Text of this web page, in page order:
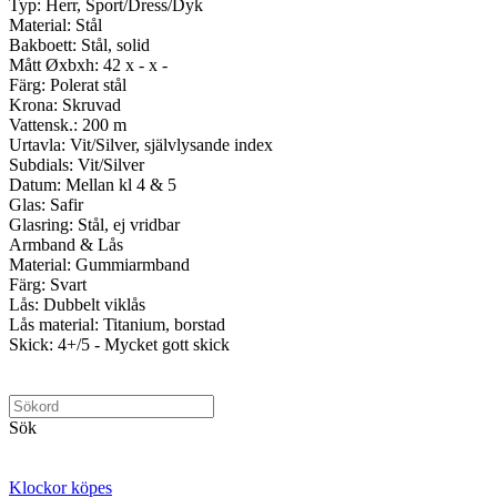
Typ: Herr, Sport/Dress/Dyk
Material: Stål
Bakboett: Stål, solid
Mått Øxbxh: 42 x - x -
Färg: Polerat stål
Krona: Skruvad
Vattensk.: 200 m
Urtavla: Vit/Silver, självlysande index
Subdials: Vit/Silver
Datum: Mellan kl 4 & 5
Glas: Safir
Glasring: Stål, ej vridbar
Armband & Lås
Material: Gummiarmband
Färg: Svart
Lås: Dubbelt viklås
Lås material: Titanium, borstad
Skick: 4+/5 - Mycket gott skick
Sök
Klockor köpes